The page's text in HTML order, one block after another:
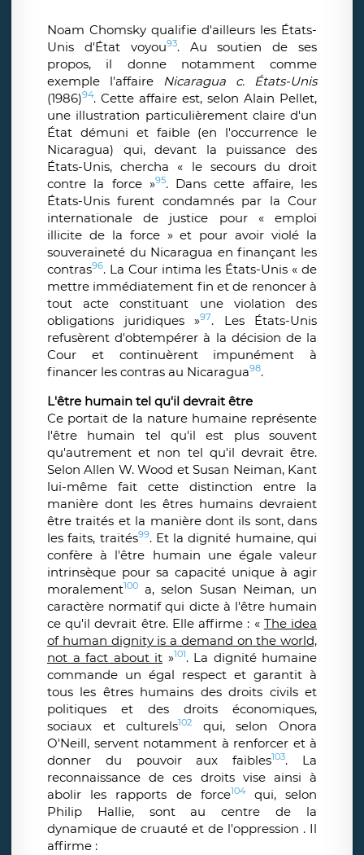
Noam Chomsky qualifie d'ailleurs les États-
Unis d'État voyou93. Au soutien de ses
propos, il donne notamment comme
exemple l'affaire Nicaragua c. États-Unis
(1986)94. Cette affaire est, selon Alain Pellet,
une illustration particulièrement claire d'un
État démuni et faible (en l'occurrence le
Nicaragua) qui, devant la puissance des
États-Unis, chercha « le secours du droit
contre la force »95. Dans cette affaire, les
États-Unis furent condamnés par la Cour
internationale de justice pour « emploi
illicite de la force » et pour avoir violé la
souveraineté du Nicaragua en finançant les
contras96. La Cour intima les États-Unis « de
mettre immédiatement fin et de renoncer à
tout acte constituant une violation des
obligations juridiques »97. Les États-Unis
refusèrent d'obtempérer à la décision de la
Cour et continuèrent impunément à
financer les contras au Nicaragua98.
L'être humain tel qu'il devrait être
Ce portait de la nature humaine représente
l'être humain tel qu'il est plus souvent
qu'autrement et non tel qu'il devrait être.
Selon Allen W. Wood et Susan Neiman, Kant
lui-même fait cette distinction entre la
manière dont les êtres humains devraient
être traités et la manière dont ils sont, dans
les faits, traités99. Et la dignité humaine, qui
confère à l'être humain une égale valeur
intrinsèque pour sa capacité unique à agir
moralement100 a, selon Susan Neiman, un
caractère normatif qui dicte à l'être humain
ce qu'il devrait être. Elle affirme : « The idea
of human dignity is a demand on the world,
not a fact about it »101. La dignité humaine
commande un égal respect et garantit à
tous les êtres humains des droits civils et
politiques et des droits économiques,
sociaux et culturels102
qui, selon Onora
O'Neill, servent notamment à renforcer et à
donner du pouvoir aux faibles103. La
reconnaissance de ces droits vise ainsi à
abolir les rapports de force104qui, selon
Philip Hallie, sont au centre de la
dynamique de cruauté et de l'oppression . Il
affirme :